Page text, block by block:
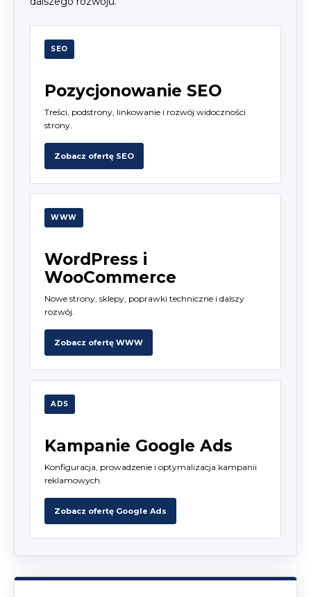
SEO
Pozycjonowanie SEO
Treści, podstrony, linkowanie i rozwój widoczności
strony.
Zobacz ofertę SEO
WWW
WordPress i
WooCommerce
Nowe strony, sklepy, poprawki techniczne i dalszy
rozwój.
Zobacz ofertę WWW
ADS
Kampanie Google Ads
Konfiguracja, prowadzenie i optymalizacja kampanii
reklamowych.
Zobacz ofertę Google Ads